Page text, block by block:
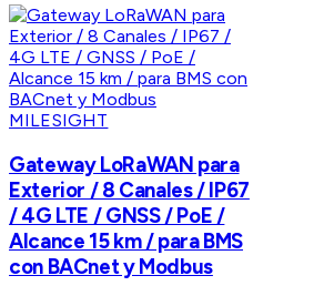
MILESIGHT
Gateway LoRaWAN para
Exterior / 8 Canales / IP67
/ 4G LTE / GNSS / PoE /
Alcance 15 km / para BMS
con BACnet y Modbus